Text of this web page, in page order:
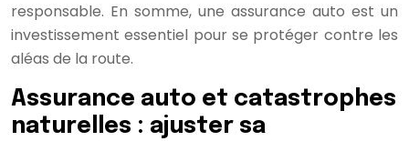
responsable. En somme, une assurance auto est un
investissement essentiel pour se protéger contre les
aléas de la route.
Assurance auto et catastrophes
naturelles : ajuster sa